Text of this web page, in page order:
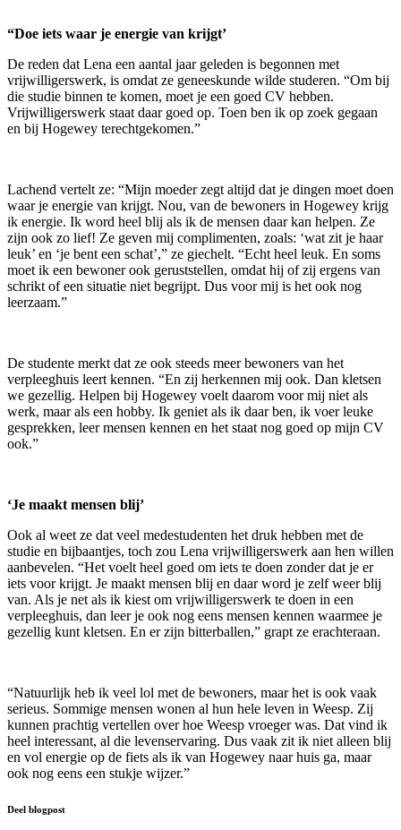
“Doe iets waar je energie van krijgt’
De reden dat Lena een aantal jaar geleden is begonnen met
vrijwilligerswerk, is omdat ze geneeskunde wilde studeren. “Om bij
die studie binnen te komen, moet je een goed CV hebben.
Vrijwilligerswerk staat daar goed op. Toen ben ik op zoek gegaan
en bij Hogewey terechtgekomen.”
Lachend vertelt ze: “Mijn moeder zegt altijd dat je dingen moet doen
waar je energie van krijgt. Nou, van de bewoners in Hogewey krijg
ik energie. Ik word heel blij als ik de mensen daar kan helpen. Ze
zijn ook zo lief! Ze geven mij complimenten, zoals: ‘wat zit je haar
leuk’ en ‘je bent een schat’,” ze giechelt. “Echt heel leuk. En soms
moet ik een bewoner ook geruststellen, omdat hij of zij ergens van
schrikt of een situatie niet begrijpt. Dus voor mij is het ook nog
leerzaam.”
De studente merkt dat ze ook steeds meer bewoners van het
verpleeghuis leert kennen. “En zij herkennen mij ook. Dan kletsen
we gezellig. Helpen bij Hogewey voelt daarom voor mij niet als
werk, maar als een hobby. Ik geniet als ik daar ben, ik voer leuke
gesprekken, leer mensen kennen en het staat nog goed op mijn CV
ook.”
‘Je maakt mensen blij’
Ook al weet ze dat veel medestudenten het druk hebben met de
studie en bijbaantjes, toch zou Lena vrijwilligerswerk aan hen willen
aanbevelen. “Het voelt heel goed om iets te doen zonder dat je er
iets voor krijgt. Je maakt mensen blij en daar word je zelf weer blij
van. Als je net als ik kiest om vrijwilligerswerk te doen in een
verpleeghuis, dan leer je ook nog eens mensen kennen waarmee je
gezellig kunt kletsen. En er zijn bitterballen,” grapt ze erachteraan.
“Natuurlijk heb ik veel lol met de bewoners, maar het is ook vaak
serieus. Sommige mensen wonen al hun hele leven in Weesp. Zij
kunnen prachtig vertellen over hoe Weesp vroeger was. Dat vind ik
heel interessant, al die levenservaring. Dus vaak zit ik niet alleen blij
en vol energie op de fiets als ik van Hogewey naar huis ga, maar
ook nog eens een stukje wijzer.”
Deel blogpost